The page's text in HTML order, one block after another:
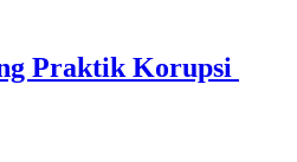
Praktik Korupsi